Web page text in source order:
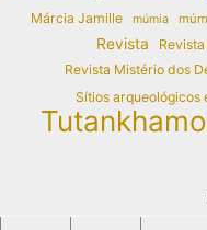
Márcia Jamille múmia
Revista
Revista Mistério dos
Sítios arqueológicos